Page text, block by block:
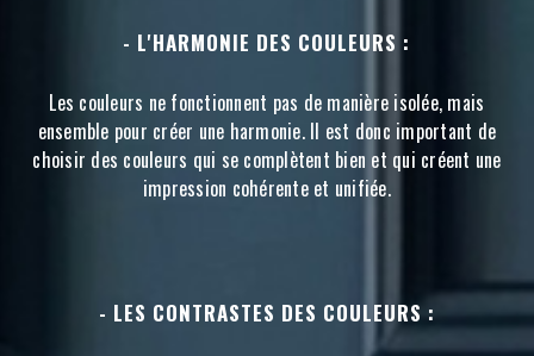
- L'HARMONIE DES COULEURS :
Les couleurs ne fonctionnent pas de manière isolée, mais
ensemble pour créer une harmonie. Il est donc important de
choisir des couleurs qui se complètent bien et qui créent une
impression cohérente et unifiée.
- LES CONTRASTES DES COULEURS :